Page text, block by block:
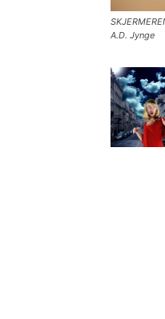
A.D. Jynge